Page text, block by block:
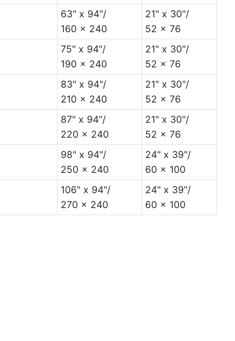
63" x 94"/
160 x 240
21" x 30"/
52 x 76
75" x 94"/
190 x 240
21" x 30"/
52 x 76
83" x 94"/
210 x 240
21" x 30"/
52 x 76
87" x 94"/
220 x 240
21" x 30"/
52 x 76
98" x 94"/
250 x 240
24" x 39"/
60 x 100
106" x 94"/
270 x 240
24" x 39"/
60 x 100